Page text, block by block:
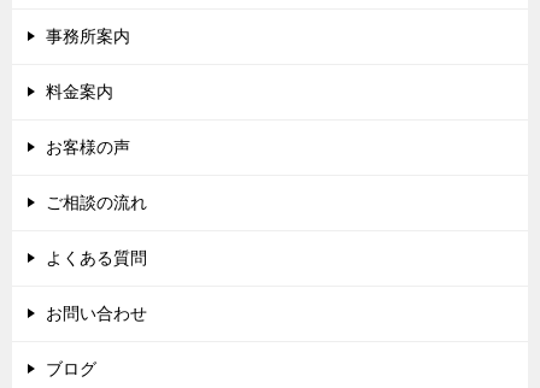
事務所案内
料金案内
お客様の声
ご相談の流れ
よくある質問
お問い合わせ
ブログ